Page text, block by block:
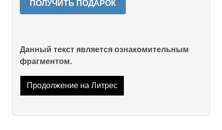
ПОЛУЧИТЬ ПОДАРОК
Данный текст является ознакомительным
фрагментом.
Продолжение на Литрес